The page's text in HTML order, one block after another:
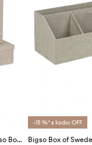
Organizator za dokumente Bigso Box of Sweden Holger 5-pack
-15 %* s kodo: OFF